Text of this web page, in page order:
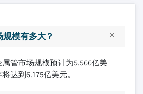
模有多大？
管市场规模预计为5.566亿美
达到6.175亿美元。